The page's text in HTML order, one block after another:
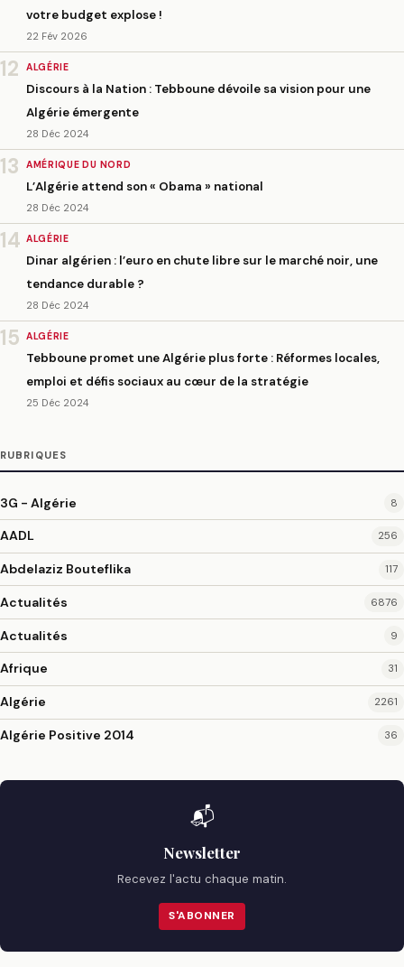
votre budget explose !
22 Fév 2026
12 ALGÉRIE
Discours à la Nation : Tebboune dévoile sa vision pour une
Algérie émergente
28 Déc 2024
13 AMÉRIQUE DU NORD
L’Algérie attend son « Obama » national
28 Déc 2024
14 ALGÉRIE
Dinar algérien : l’euro en chute libre sur le marché noir, une
tendance durable ?
28 Déc 2024
15 ALGÉRIE
Tebboune promet une Algérie plus forte : Réformes locales,
emploi et défis sociaux au cœur de la stratégie
25 Déc 2024
RUBRIQUES
3G - Algérie 8
AADL 256
Abdelaziz Bouteflika 117
Actualités 6876
Actualités 9
Afrique 31
Algérie 2261
Algérie Positive 2014 36
📬
Newsletter
Recevez l'actu chaque matin.
S'ABONNER